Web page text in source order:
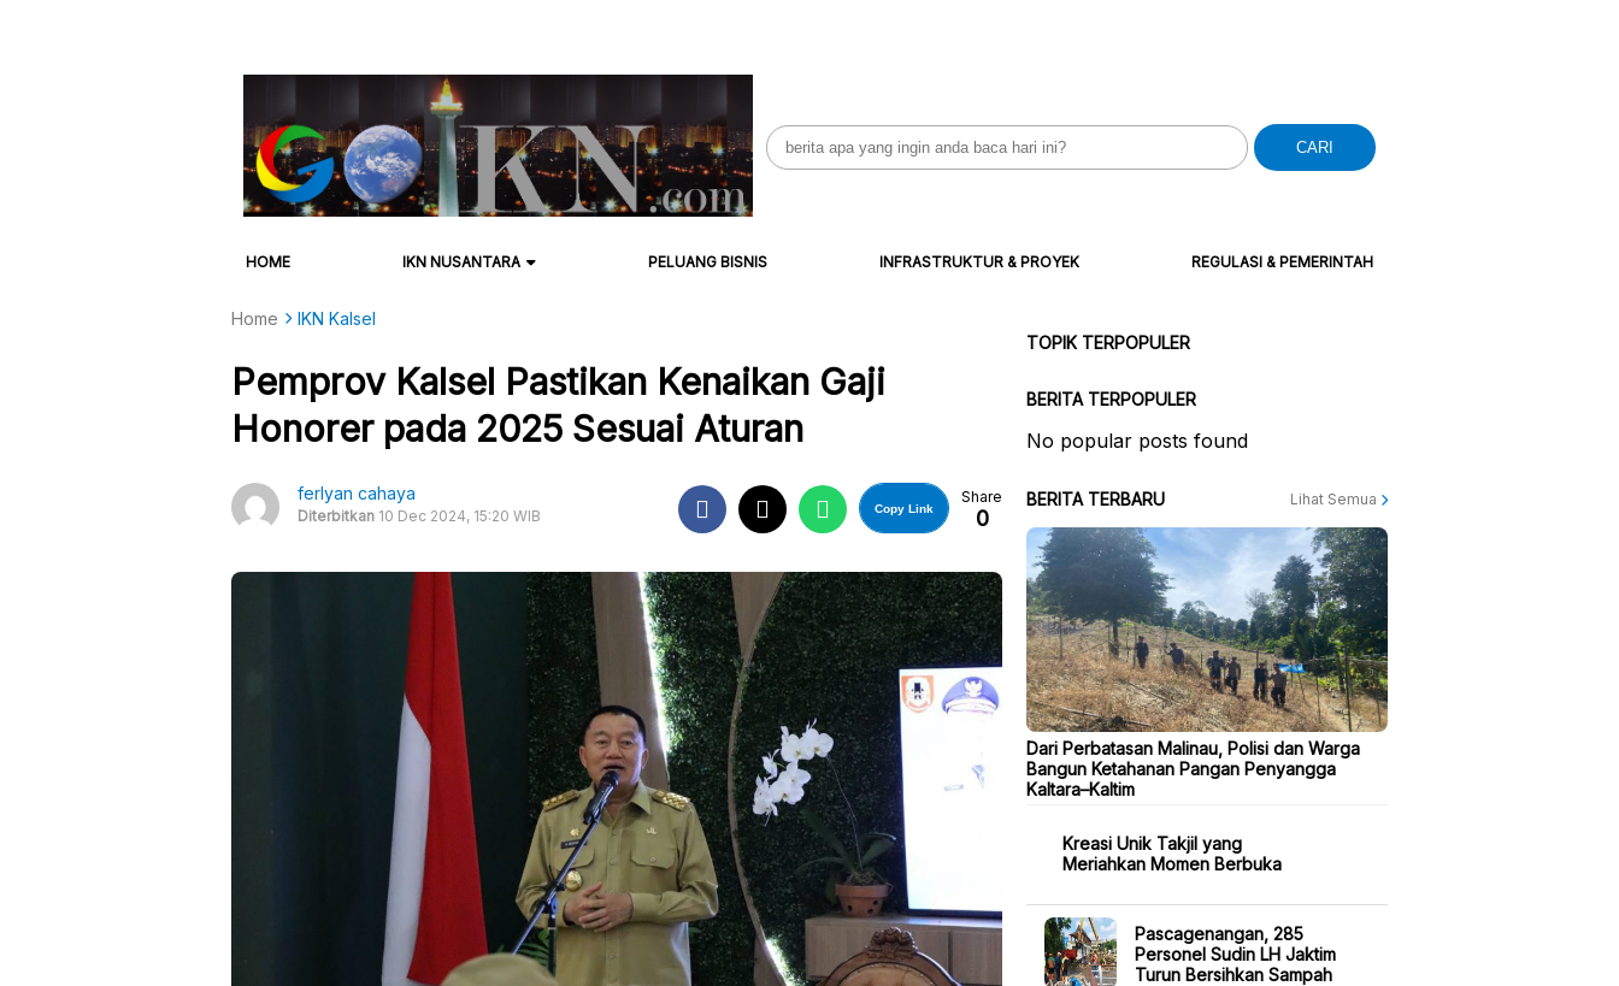
Search
for:
CARI
HOME IKN NUSANTARA PELUANG BISNIS INFRASTRUKTUR & PROYEK REGULASI & PEMERINTAH
Home IKN Kalsel
Pemprov Kalsel Pastikan Kenaikan Gaji
Honorer pada 2025 Sesuai Aturan
ferlyan cahaya
Diterbitkan 10 Dec 2024, 15:20 WIB Copy Link
Share
0
TOPIK TERPOPULER
BERITA TERPOPULER
No popular posts found
BERITA TERBARU Lihat Semua
Dari Perbatasan Malinau, Polisi dan Warga
Bangun Ketahanan Pangan Penyangga
Kaltara–Kaltim
Kreasi Unik Takjil yang
Meriahkan Momen Berbuka
Pascagenangan, 285
Personel Sudin LH Jaktim
Turun Bersihkan Sampah